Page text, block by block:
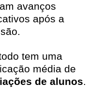
avanços
após a
tem uma
média de
de alunos.